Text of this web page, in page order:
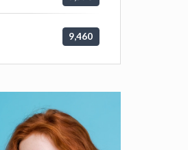
9,460